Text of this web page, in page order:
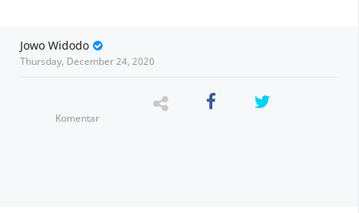
Jowo Widodo
Thursday, December 24, 2020
Komentar